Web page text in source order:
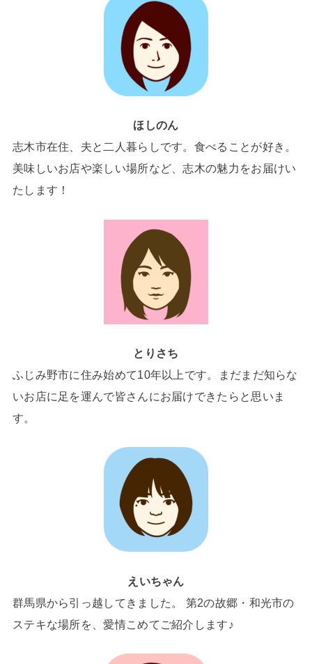
ほしのん
志木市在住、夫と二人暮らしです。食べることが好き。
美味しいお店や楽しい場所など、志木の魅力をお届けい
たします！
とりさち
ふじみ野市に住み始めて10年以上です。まだまだ知らな
いお店に足を運んで皆さんにお届けできたらと思いま
す。
えいちゃん
群馬県から引っ越してきました。 第2の故郷・和光市の
ステキな場所を、愛情こめてご紹介します♪